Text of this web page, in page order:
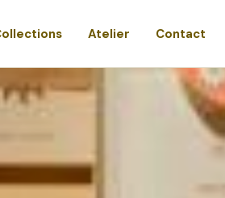
Atelier Contact